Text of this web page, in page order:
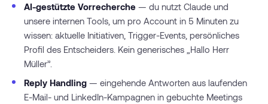
AI-gestützte Vorrecherche — du nutzt Claude und
unsere internen Tools, um pro Account in 5 Minuten zu
wissen: aktuelle Initiativen, Trigger-Events, persönliches
Profil des Entscheiders. Kein generisches „Hallo Herr
Müller”.
Reply Handling — eingehende Antworten aus laufenden
E-Mail- und LinkedIn-Kampagnen in gebuchte Meetings